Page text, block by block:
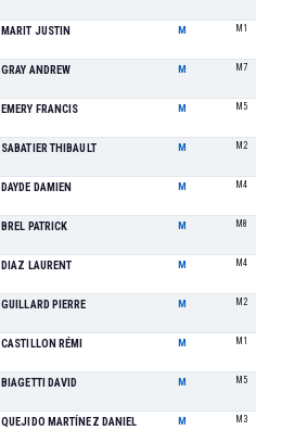
MARIT JUSTIN M M1
GRAY ANDREW M M7
EMERY FRANCIS M M5
SABATIER THIBAULT M M2
DAYDE DAMIEN M M4
BREL PATRICK M M8
DIAZ LAURENT M M4
GUILLARD PIERRE M M2
CASTILLON RÉMI M M1
BIAGETTI DAVID M M5
QUEJIDO MARTÍNEZ DANIEL M M3